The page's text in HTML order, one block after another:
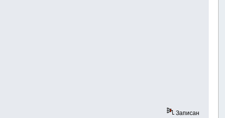
Записан